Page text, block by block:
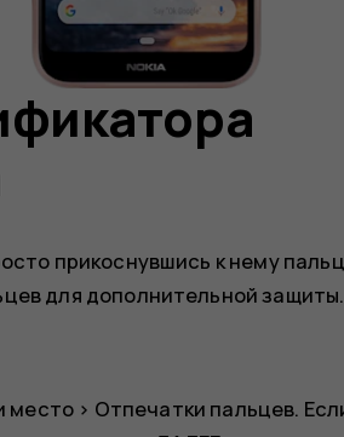
прикоснувшись к нему
для дополнительной защиты.
место > Отпечатки пальцев.